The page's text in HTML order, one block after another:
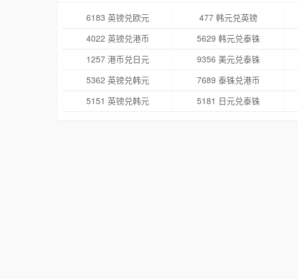
6183 英镑兑欧元 477 韩元兑英镑
4022 英镑兑港币
5629 韩元兑泰铢
1257 港币兑日元
9356 美元兑泰铢
5362 英镑兑韩元
7689 泰铢兑港币
5151 英镑兑韩元
5181 日元兑泰铢